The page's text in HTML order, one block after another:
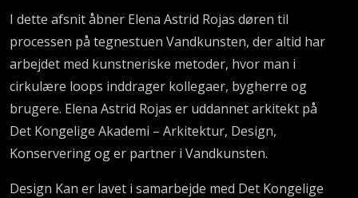
I dette afsnit åbner Elena Astrid Rojas døren til
processen på tegnestuen Vandkunsten, der altid har
arbejdet med kunstneriske metoder, hvor man i
cirkulære loops inddrager kollegaer, bygherre og
brugere. Elena Astrid Rojas er uddannet arkitekt på
Det Kongelige Akademi – Arkitektur, Design,
Konservering og er partner i Vandkunsten.
Design Kan er lavet i samarbejde med Det Kongelige